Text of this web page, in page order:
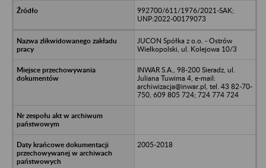
992700/611/1976/2021-SAK;
UNP:2022-00179073
JUCON Spółka z o.o. - Ostrów
Wielkopolski, ul. Kolejowa 10/3
INWAR S.A., 98-200 Sieradz, ul.
Juliana Tuwima 4, e-mail:
archiwizacja@inwar.pl, tel. 43 82-70-
750, 609 805 724; 724 774 724
2005-2018